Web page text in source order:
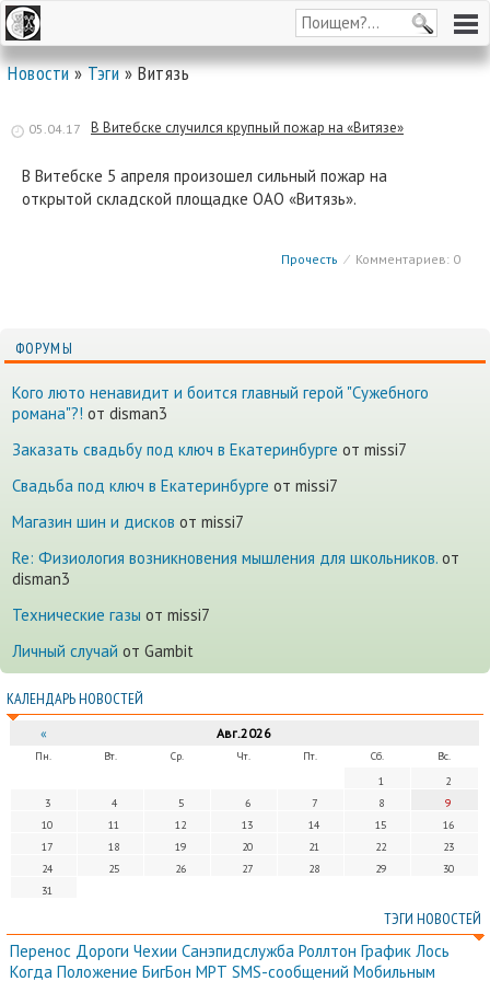
Новости»Тэги» Витязь
05.04.17 В Витебске случился крупный пожар на «Витязе»
В Витебске 5 апреля произошел сильный пожар на
открытой складской площадке ОАО «Витязь».
Прочесть ⁄ Комментариев: 0
ФОРУМЫ
Кого люто ненавидит и боится главный герой "Сужебного
романа"?! от disman3
Заказать свадьбу под ключ в Екатеринбурге от missi7
Cвадьба под ключ в Екатеринбурге от missi7
Магазин шин и дисков от missi7
Re: Физиология возникновения мышления для школьников. от
disman3
Технические газы от missi7
Личный случай от Gambit
КАЛЕНДАРЬ НОВОСТЕЙ
« Авг.2026
Пн. Вт. Ср. Чт. Пт. Сб.
Вс.
1
2
3
4 5 6 7 8
9
10
11 12 13 14 15
16
17
18 19 20 21 22
23
24
25 26 27 28 29
30
31
ТЭГИ НОВОСТЕЙ
Перенос Дороги Чехии Санэпидслужба Роллтон График Лось
Когда Положение БигБон МРТ SMS-сообщений Мобильным